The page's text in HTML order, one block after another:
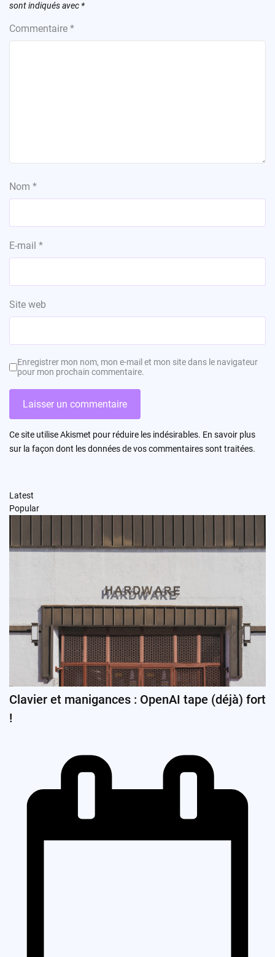
sont indiqués avec *
Commentaire *
Nom *
E-mail *
Site web
Enregistrer mon nom, mon e-mail et mon site dans le navigateur
pour mon prochain commentaire.
Ce site utilise Akismet pour réduire les indésirables. En savoir plus
sur la façon dont les données de vos commentaires sont traitées.
Latest
Popular
Clavier et manigances : OpenAI tape (déjà) fort
!